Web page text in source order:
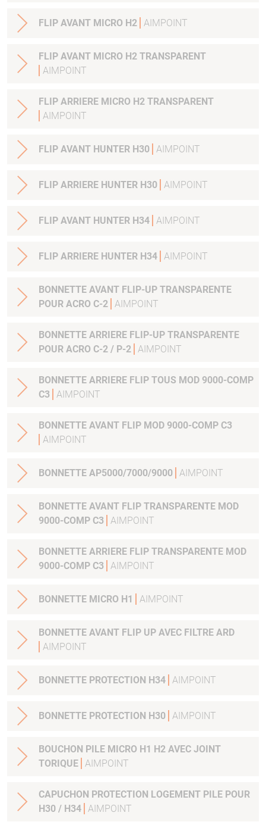
FLIP AVANT MICRO H2 AIMPOINT
FLIP AVANT MICRO H2 TRANSPARENT
AIMPOINT
FLIP ARRIERE MICRO H2 TRANSPARENT
AIMPOINT
FLIP AVANT HUNTER H30 AIMPOINT
FLIP ARRIERE HUNTER H30 AIMPOINT
FLIP AVANT HUNTER H34 AIMPOINT
FLIP ARRIERE HUNTER H34 AIMPOINT
BONNETTE AVANT FLIP-UP TRANSPARENTE
POUR ACRO C-2 AIMPOINT
BONNETTE ARRIERE FLIP-UP TRANSPARENTE
POUR ACRO C-2 / P-2 AIMPOINT
BONNETTE ARRIERE FLIP TOUS MOD 9000-COMP
C3
AIMPOINT
BONNETTE AVANT FLIP MOD 9000-COMP C3
AIMPOINT
BONNETTE AP5000/7000/9000 AIMPOINT
BONNETTE AVANT FLIP TRANSPARENTE MOD
9000-COMP C3
AIMPOINT
BONNETTE ARRIERE FLIP TRANSPARENTE MOD
9000-COMP C3
AIMPOINT
BONNETTE MICRO H1 AIMPOINT
BONNETTE AVANT FLIP UP AVEC FILTRE ARD
AIMPOINT
BONNETTE PROTECTION H34 AIMPOINT
BONNETTE PROTECTION H30 AIMPOINT
BOUCHON PILE MICRO H1 H2 AVEC JOINT
TORIQUE AIMPOINT
CAPUCHON PROTECTION LOGEMENT PILE POUR
H30 / H34 AIMPOINT